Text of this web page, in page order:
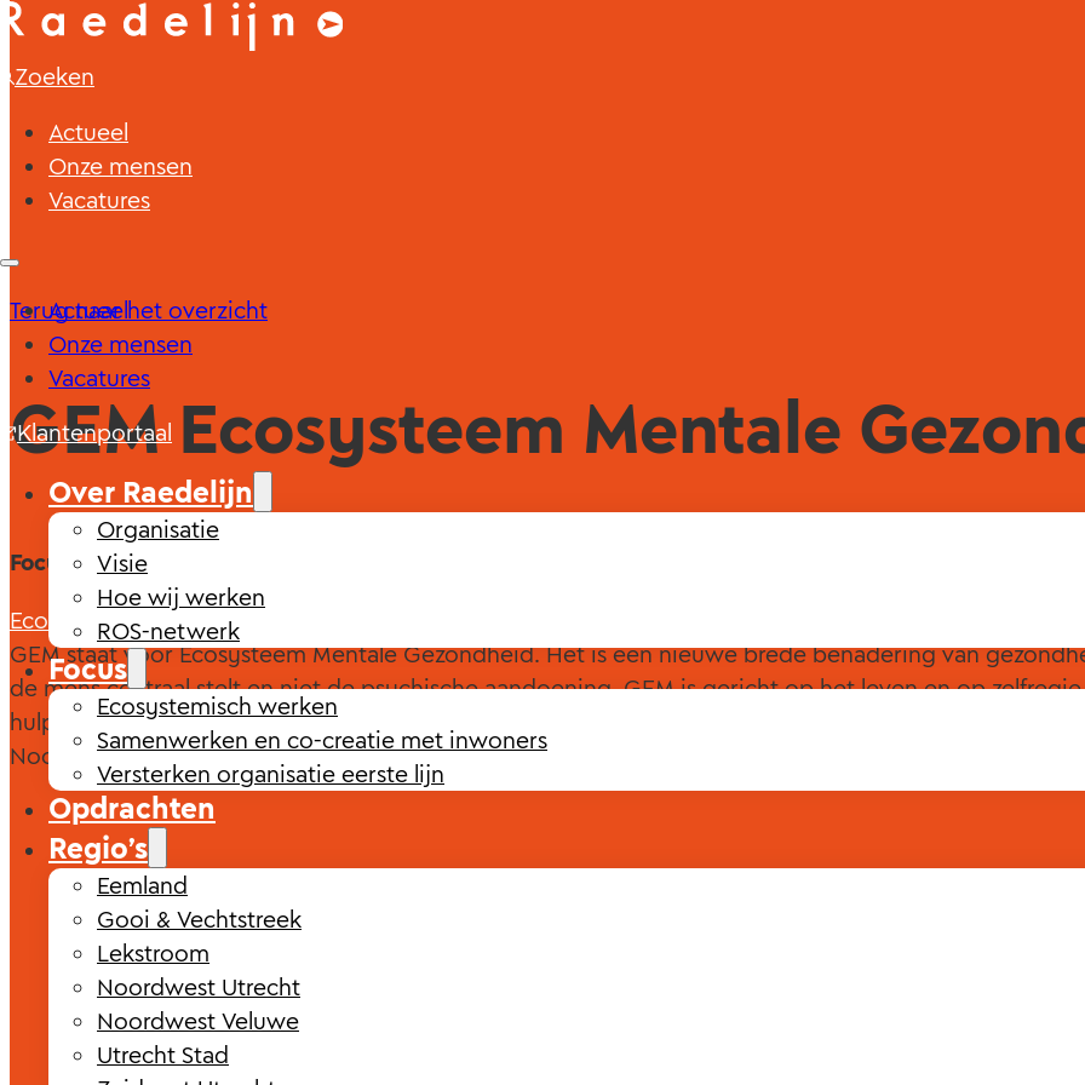
Zoeken
Actueel
Onze mensen
Vacatures
Actueel
Onze mensen
Vacatures
Klantenportaal
Over Raedelijn
Organisatie
Visie
Hoe wij werken
ROS-netwerk
Focus
Ecosystemisch werken
Samenwerken en co-creatie met inwoners
Versterken organisatie eerste lijn
Opdrachten
Regio’s
Eemland
Gooi & Vechtstreek
Lekstroom
Noordwest Utrecht
Noordwest Veluwe
Utrecht Stad
Terug naar het overzicht
GEM Ecosysteem Mentale
Focusgebieden
Ecosystemisch werken
GEM staat voor Ecosysteem Mentale Gezondheid. Het is een nieuwe brede benadering van
de mens centraal stelt en niet de psychische aandoening. GEM is gericht op het leven en op
hulpvrager. Vier regio’s in Nederland zijn gestart met deze innovatieve en experimentele aanpak, de
Noordwest Veluwe is er één van via het netwerk GezondVeluwe.